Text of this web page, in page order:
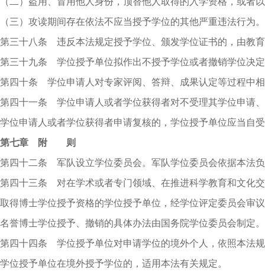
（三）攻读期间存在依法不应当授予学位的其他严重违法行为。
第三十八条 违反本法规定授予学位、颁发学位证书的，由教
第三十九条 学位授予单位拟作出不授予学位或者撤销学位决
第四十条 学位申请人对专家评阅、答辩、成果认定等过程中
第四十一条 学位申请人或者学位获得者对不受理其学位申请
学位申请人或者学位获得者申请复核的，学位授予单位应当自
第七章 附 则
第四十二条 军队设立学位委员会。军队学位委员会依据本法
第四十三条 对在学术或者专门领域、在推进科学教育和文化
取得博士学位授予资格的学位授予单位，经学位评定委员会审
名誉博士学位授予、撤销的具体办法由国务院学位委员会制定。
第四十四条 学位授予单位对申请学位的境外个人，依照本法
学位授予单位在境外授予学位的，适用本法有关规定。